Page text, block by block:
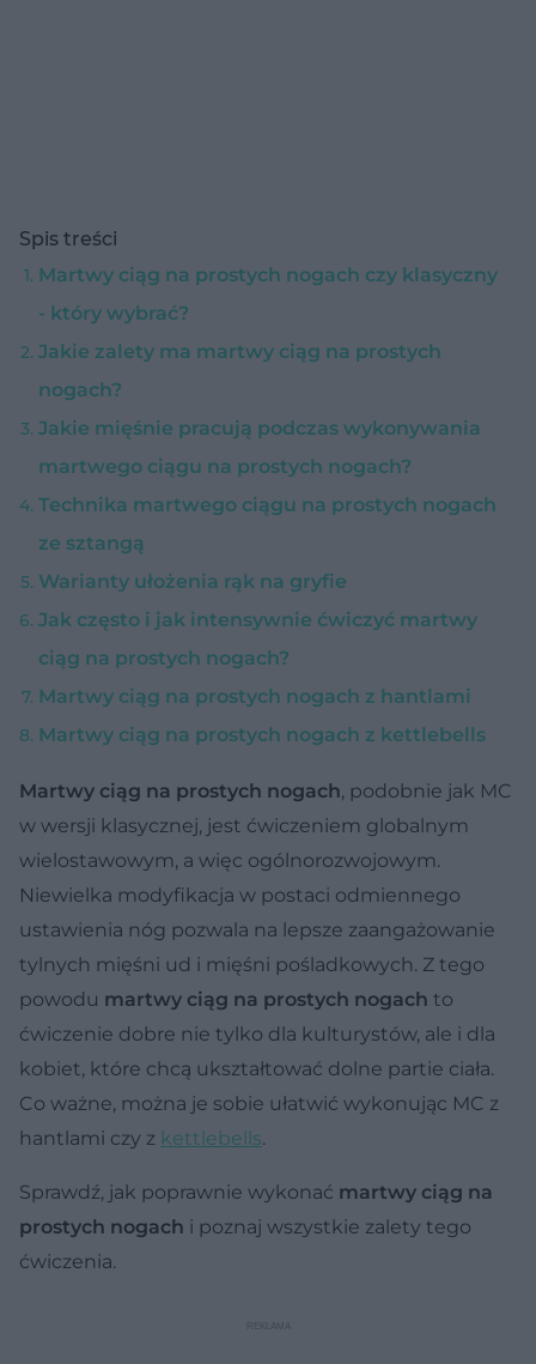
Spis treści
Martwy ciąg na prostych nogach czy klasyczny
- który wybrać?
Jakie zalety ma martwy ciąg na prostych
nogach?
Jakie mięśnie pracują podczas wykonywania
martwego ciągu na prostych nogach?
Technika martwego ciągu na prostych nogach
ze sztangą
Warianty ułożenia rąk na gryfie
Jak często i jak intensywnie ćwiczyć martwy
ciąg na prostych nogach?
Martwy ciąg na prostych nogach z hantlami
Martwy ciąg na prostych nogach z kettlebells
Martwy ciąg na prostych nogach, podobnie jak MC
w wersji klasycznej, jest ćwiczeniem globalnym
wielostawowym, a więc ogólnorozwojowym.
Niewielka modyfikacja w postaci odmiennego
ustawienia nóg pozwala na lepsze zaangażowanie
tylnych mięśni ud i mięśni pośladkowych. Z tego
powodu martwy ciąg na prostych nogach to
ćwiczenie dobre nie tylko dla kulturystów, ale i dla
kobiet, które chcą ukształtować dolne partie ciała.
Co ważne, można je sobie ułatwić wykonując MC z
hantlami czy z kettlebells.
Sprawdź, jak poprawnie wykonać martwy ciąg na
prostych nogach i poznaj wszystkie zalety tego
ćwiczenia.